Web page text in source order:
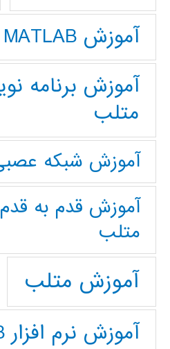
آموزش MATLAB
آموزش برنامه
متلب
آموزش شبکه
آموزش قدم به قدم
متلب
آموزش متلب
آموزش نرم افزار MATLAB